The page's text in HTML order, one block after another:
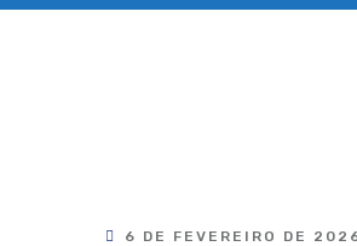
6 DE FEVEREIRO DE